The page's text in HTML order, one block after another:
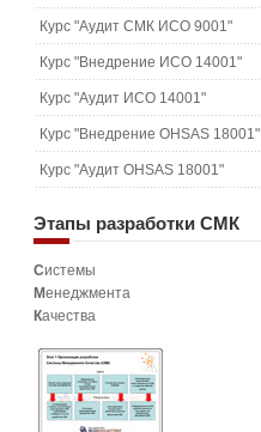
Курс "Аудит СМК ИСО 9001"
Курс "Внедрение ИСО 14001"
Курс "Аудит ИСО 14001"
Курс "Внедрение OHSAS 18001"
Курс "Аудит OHSAS 18001"
Этапы разработки СМК
Системы
Менеджмента
Качества